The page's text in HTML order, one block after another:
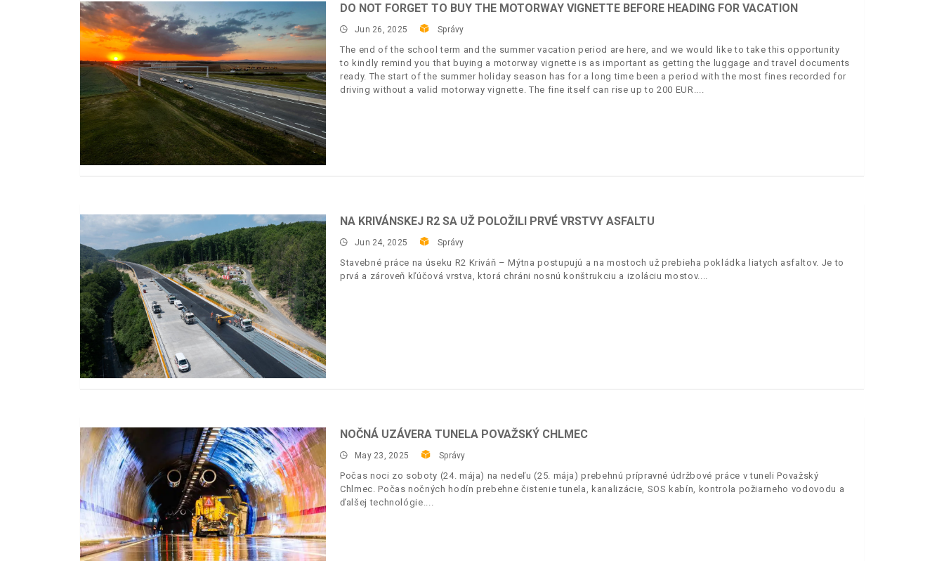
DO NOT FORGET TO BUY THE MOTORWAY VIGNETTE BEFORE HEADING FOR VACATION
Jun 26, 2025 Správy
The end of the school term and the summer vacation period are here, and we would like to take this opportunity
to kindly remind you that buying a motorway vignette is as important as getting the luggage and travel documents
ready. The start of the summer holiday season has for a long time been a period with the most fines recorded for
driving without a valid motorway vignette. The fine itself can rise up to 200 EUR.
NA KRIVÁNSKEJ R2 SA UŽ POLOŽILI PRVÉ VRSTVY ASFALTU
Jun 24, 2025 Správy
Stavebné práce na úseku R2 Kriváň – Mýtna postupujú a na mostoch už prebieha pokládka liatych asfaltov. Je to
prvá a zároveň kľúčová vrstva, ktorá chráni nosnú konštrukciu a izoláciu mostov.
NOČNÁ UZÁVERA TUNELA POVAŽSKÝ CHLMEC
May 23, 2025 Správy
Počas noci zo soboty (24. mája) na nedeľu (25. mája) prebehnú prípravné údržbové práce v tuneli Považský
Chlmec. Počas nočných hodín prebehne čistenie tunela, kanalizácie, SOS kabín, kontrola požiarneho vodovodu a
ďalšej technológie.